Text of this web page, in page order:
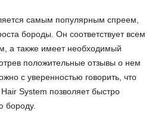
самым популярным спреем,
бороды. Он соответствует всем
а также имеет необходимый
положительные отзывы о нем
с уверенностью говорить, что
System позволяет быстро
бороду.